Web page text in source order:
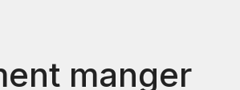
manger